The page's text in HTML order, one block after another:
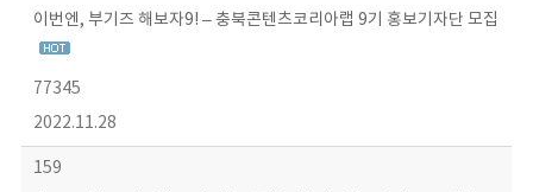
이번엔, 부기즈 해보자9! – 충북콘텐츠코리아랩 9기 홍보기자단 모집
77345
2022.11.28
159